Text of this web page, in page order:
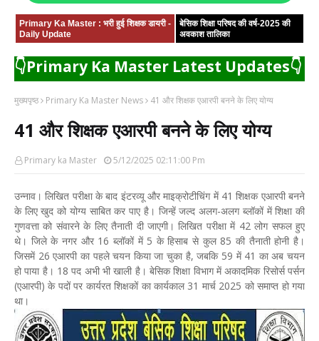
Primary Ka Master : भरी हुई शिक्षक डायरी -
Daily Update
बेसिक शिक्षा परिषद की वर्ष-2025 की
अवकाश तालिका
👇Primary Ka Master Latest Updates👇
मुख्यपृष्ठ Primary Ka Master News 41 और शिक्षक एआरपी बनने के लिए योग्य
41 और शिक्षक एआरपी बनने के लिए योग्य
Primary ka Master 5/12/2025 02:11:00 Pm
उन्नाव। लिखित परीक्षा के बाद इंटरव्यू और माइक्रोटीचिंग में 41 शिक्षक एआरपी बनने
के लिए खुद को योग्य साबित कर पाए है। जिन्हें जल्द अलग-अलग ब्लॉकों में शिक्षा की
गुणवत्ता को संवारने के लिए तैनाती दी जाएगी। लिखित परीक्षा में 42 लोग सफल हुए
थे। जिले के नगर और 16 ब्लॉकों में 5 के हिसाब से कुल 85 की तैनाती होनी है।
जिसमें 26 एआरपी का पहले चयन किया जा चुका है, जबकि 59 में 41 का अब चयन
हो पाया है। 18 पद अभी भी खाली है। बेसिक शिक्षा विभाग में अकादमिक रिसोर्स पर्सन
(एआरपी) के पदों पर कार्यरत शिक्षकों का कार्यकाल 31 मार्च 2025 को समाप्त हो गया
था।